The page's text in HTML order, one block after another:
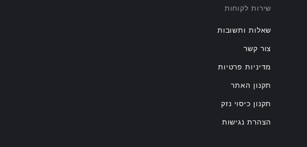
שירות לקוחות
שאלות ותשובות
צור קשר
מדיניות פרטיות
תקנון האתר
תקנון כיסוי נזק
הצהרת נגישות